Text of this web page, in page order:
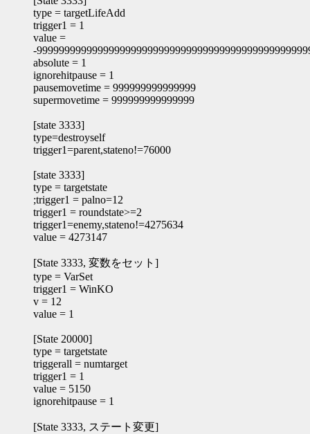
type = targetLifeAdd
trigger1 = 1
value =
-
absolute = 1
ignorehitpause = 1
pausemovetime = 999999999999999
supermovetime = 999999999999999
[state 3333]
type=destroyself
trigger1=parent,stateno!=76000
[state 3333]
type = targetstate
;trigger1 = palno=12
trigger1 = roundstate>=2
trigger1=enemy,stateno!=4275634
value = 4273147
[State 3333, 変数をセット]
type = VarSet
trigger1 = WinKO
v = 12
value = 1
[State 20000]
type = targetstate
triggerall = numtarget
trigger1 = 1
value = 5150
ignorehitpause = 1
[State 3333, ステート変更]